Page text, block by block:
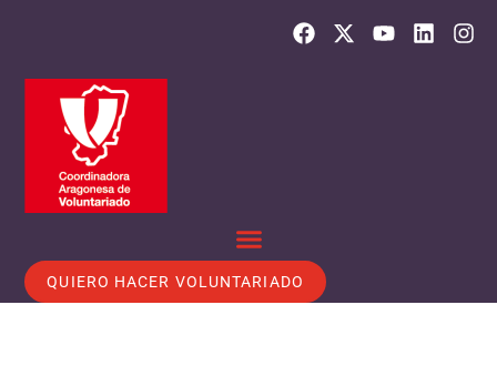
QUIERO HACER VOLUNTARIADO